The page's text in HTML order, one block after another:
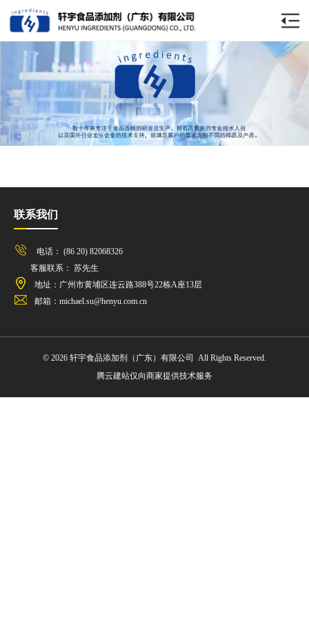
联系我们
电话： (86 20) 82068326
客服联系： 苏先生
地址：广州市黄埔区连云路388号22栋A座13层
邮箱：michael.su@henyu.com.cn
© 2026 轩宇食品添加剂（广东）有限公司 All Rights Reserved.
腾云建站仅向商家提供技术服务